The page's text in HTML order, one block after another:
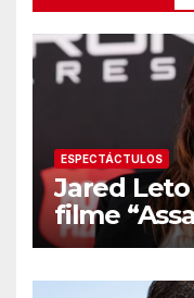
ESPECTÁCTULOS
Jared
filme
resurgir